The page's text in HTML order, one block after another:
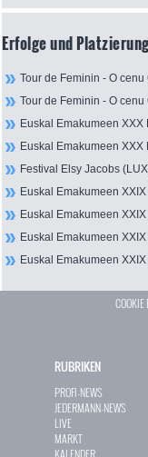
Erfolge und
Tour de Feminin - O
Tour de Feminin - O
Euskal Emakumeen
Euskal Emakumeen
Festival Elsy Jacobs
Euskal Emakumeen
Euskal Emakumeen
Euskal Emakumeen
Euskal Emakumeen
COOKIE
RUBRIKEN
PROFI-NEWS
JEDERMANN-NEWS
LIVE
MARKT